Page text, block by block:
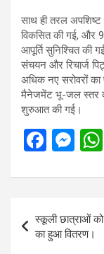
साथ ही तरल अपशिष्ट
विकसित की गई, और
आपूर्ति सुनिश्चित की
संचयन और रिचार्ज
अधिक नए सरोवरों का
मैनेजमेंट भू-जल स्तर
शुरुआत की गई।
F
ce
b
o
M
se
g
navigation
स्कूली छात्राओं
का हुआ वितरण।